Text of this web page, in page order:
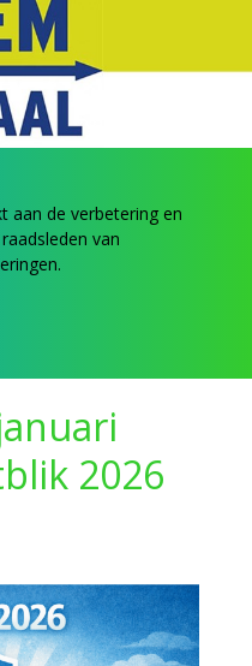
aan de verbetering en
van
2026